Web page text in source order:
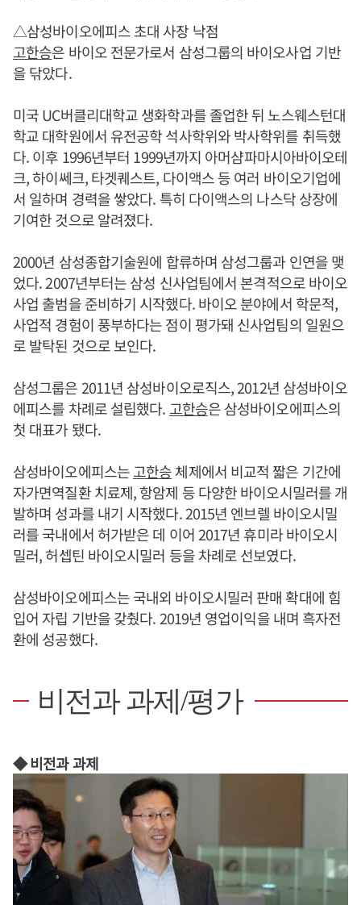
△삼성바이오에피스 초대 사장 낙점
고한승은 바이오 전문가로서 삼성그룹의 바이오사업 기반
을 닦았다.
미국 UC버클리대학교 생화학과를 졸업한 뒤 노스웨스턴대
학교 대학원에서 유전공학 석사학위와 박사학위를 취득했
다. 이후 1996년부터 1999년까지 아머샴파마시아바이오테
크, 하이쎄크, 타겟퀘스트, 다이액스 등 여러 바이오기업에
서 일하며 경력을 쌓았다. 특히 다이액스의 나스닥 상장에
기여한 것으로 알려졌다.
2000년 삼성종합기술원에 합류하며 삼성그룹과 인연을 맺
었다. 2007년부터는 삼성 신사업팀에서 본격적으로 바이오
사업 출범을 준비하기 시작했다. 바이오 분야에서 학문적,
사업적 경험이 풍부하다는 점이 평가돼 신사업팀의 일원으
로 발탁된 것으로 보인다.
삼성그룹은 2011년 삼성바이오로직스, 2012년 삼성바이오
에피스를 차례로 설립했다. 고한승은 삼성바이오에피스의
첫 대표가 됐다.
삼성바이오에피스는고한승체제에서 비교적 짧은 기간에
자가면역질환 치료제, 항암제 등 다양한 바이오시밀러를 개
발하며 성과를 내기 시작했다. 2015년 엔브렐 바이오시밀
러를 국내에서 허가받은 데 이어 2017년 휴미라 바이오시
밀러, 허셉틴 바이오시밀러 등을 차례로 선보였다.
삼성바이오에피스는 국내외 바이오시밀러 판매 확대에 힘
입어 자립 기반을 갖췄다. 2019년 영업이익을 내며 흑자전
환에 성공했다.
비전과 과제/평가
◆ 비전과 과제